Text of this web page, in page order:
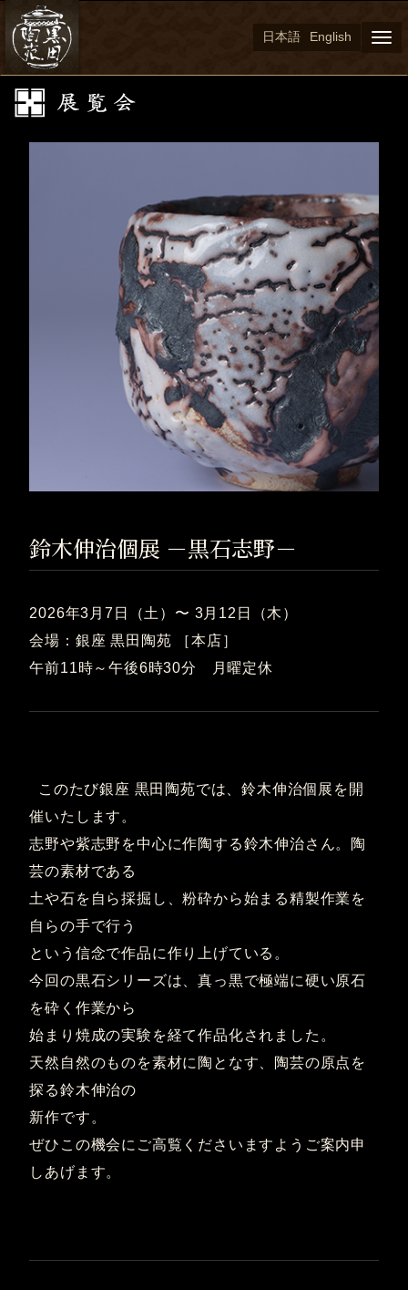
日本語 English
鈴木伸治個展 －黒石志野－
2026年3月7日（土）〜 3月12日（木）
会場：銀座 黒田陶苑 ［本店］
午前11時～午後6時30分 月曜定休
このたび銀座 黒田陶苑では、鈴木伸治個展を開
催いたします。
志野や紫志野を中心に作陶する鈴木伸治さん。陶
芸の素材である
土や石を自ら採掘し、粉砕から始まる精製作業を
自らの手で行う
という信念で作品に作り上げている。
今回の黒石シリーズは、真っ黒で極端に硬い原石
を砕く作業から
始まり焼成の実験を経て作品化されました。
天然自然のものを素材に陶となす、陶芸の原点を
探る鈴木伸治の
新作です。
ぜひこの機会にご高覧くださいますようご案内申
しあげます。